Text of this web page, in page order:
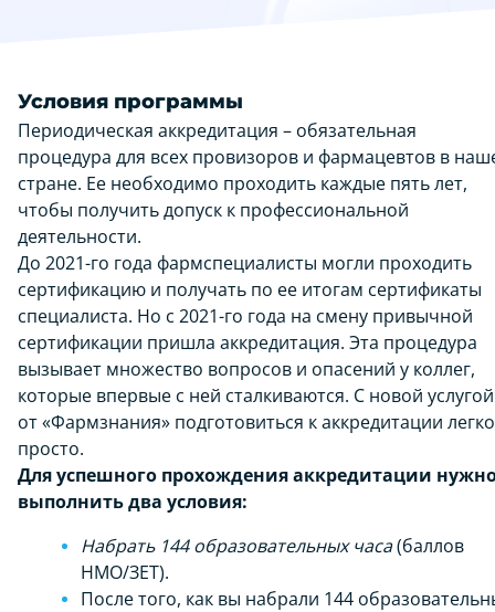
Условия программы
Периодическая аккредитация – обязательная
процедура для всех провизоров и фармацевтов в
стране. Ее необходимо проходить каждые пять лет,
чтобы получить допуск к профессиональной
деятельности.
До 2021-го года фармспециалисты могли проходить
сертификацию и получать по ее итогам сертификаты
специалиста. Но с 2021-го года на смену привычной
сертификации пришла аккредитация. Эта процедура
вызывает множество вопросов и опасений у коллег,
которые впервые с ней сталкиваются. С новой услугой
от «Фармзнания» подготовиться к аккредитации
просто.
Для успешного прохождения аккредитации
выполнить два условия:
Набрать 144 образовательных часа(баллов
НМО/ЗЕТ).
После того, как вы набрали 144